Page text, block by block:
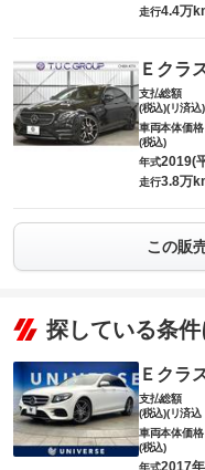
走行4.4万
Ｅクラ
支払総額
(税込)(リ済込)
車両本体価格
(税込)
年式2019(
走行3.8万
この販
探している条
Ｅクラ
支払総額
(税込)(リ済込
車両本体価格
(税込)
年式2017年